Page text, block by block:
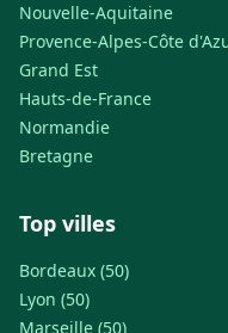
Nouvelle-Aquitaine
Provence-Alpes-Côte
Grand Est
Hauts-de-France
Normandie
Bretagne
Top villes
Bordeaux (50)
Lyon (50)
Marseille (50)